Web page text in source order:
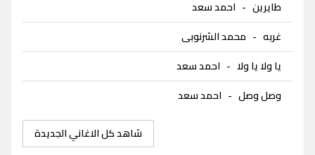
طايرين - احمد سعد
غربه - محمد الشرنوبى
يا ولا يا ولا - احمد سعد
وصل وصل - احمد سعد
شاهد كل الاغاني الجديدة